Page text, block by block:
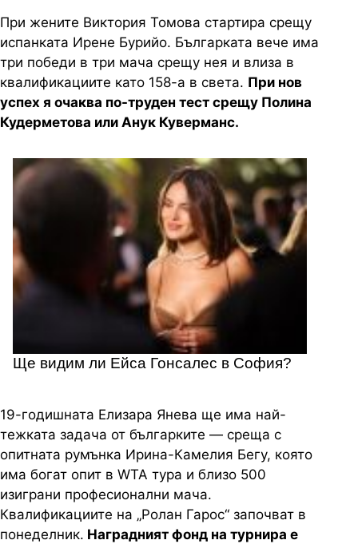
При жените Виктория Томова стартира срещу
испанката Ирене Бурийо. Българката вече има
три победи в три мача срещу нея и влиза в
квалификациите като 158-а в света. При нов
успех я очаква по-труден тест срещу Полина
Кудерметова или Анук Куверманс.
Ще видим ли Ейса Гонсалес в София?
19-годишната Елизара Янева ще има най-
тежката задача от българките — среща с
опитната румънка Ирина-Камелия Бегу, която
има богат опит в WTA тура и близо 500
изиграни професионални мача.
Квалификациите на „Ролан Гарос“ започват в
понеделник. Наградният фонд на турнира е